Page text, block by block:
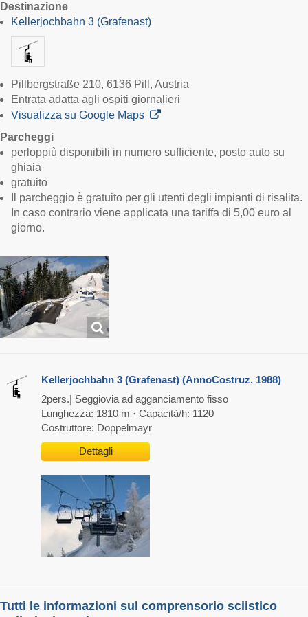
Destinazione
Kellerjochbahn 3 (Grafenast)
Pillbergstraße 210, 6136 Pill, Austria
Entrata adatta agli ospiti giornalieri
Visualizza su Google Maps
Parcheggi
perloppiù disponibili in numero sufficiente, posto auto su
ghiaia
gratuito
Il parcheggio è gratuito per gli utenti degli impianti di risalita.
In caso contrario viene applicata una tariffa di 5,00 euro al
giorno.
Kellerjochbahn 3 (Grafenast) (AnnoCostruz. 1988)
2pers.| Seggiovia ad agganciamento fisso
Lunghezza: 1810 m · Capacità/h: 1120
Costruttore: Doppelmayr
Dettagli
Tutti le informazioni sul comprensorio sciistico